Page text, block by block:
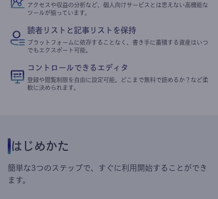
アクセスや収益の分析など、個人向けサービスとは思えない高機能な
ツールが揃っています。
読者リストと記事リストを保持
プラットフォームに依存することなく、書き手に蓄積する資産はいつ
でもエクスポート可能。
コントロールできるエディタ
登録や閲覧制限を自由に設定可能。どこまで無料で読めるか？など柔
軟に決められます。
はじめかた
簡単な3つのステップで、すぐに利用開始することができ
ます。